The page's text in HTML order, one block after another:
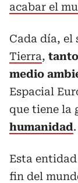
acabar el
Cada día, el
Tierra,
medio
Espacial
que tiene la
humanidad.
Esta
fin del